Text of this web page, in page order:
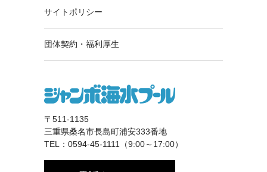
サイトポリシー
団体契約・福利厚生
〒511-1135
三重県桑名市長島町浦安333番地
TEL：0594-45-1111（9:00～17:00）